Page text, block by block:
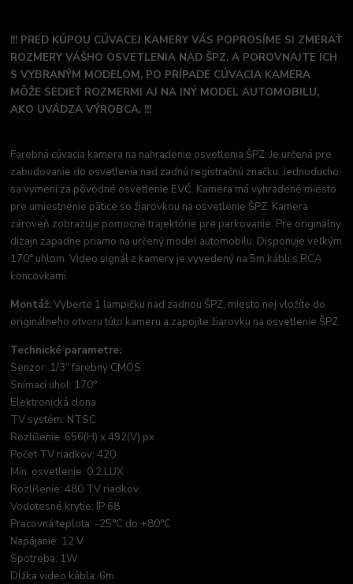
!!! PRED KÚPOU CÚVACEJ KAMERY VÁS POPROSÍME SI ZMERAŤ
ROZMERY VÁŠHO OSVETLENIA NAD ŠPZ, A POROVNAJTE ICH
S VYBRANÝM MODELOM, PO PRÍPADE CÚVACIA KAMERA
MÔŽE SEDIEŤ ROZMERMI AJ NA INÝ MODEL AUTOMOBILU,
AKO UVÁDZA VÝROBCA. !!!
Farebná cúvacia kamera na nahradenie osvetlenia ŠPZ. Je určená pre
zabudovanie do osvetlenia nad zadnú registračnú značku. Jednoducho
sa vymení za pôvodné osvetlenie EVČ. Kamera má vyhradené miesto
pre umiestnenie pätice so žiarovkou na osvetlenie ŠPZ. Kamera
zároveň zobrazuje pomocné trajektórie pre parkovanie. Pre originálny
dizajn zapadne priamo na určený model automobilu. Disponuje veľkým
170° uhlom. Video signál z kamery je vyvedený na 5m kábli s RCA
koncovkami.
Montáž:Vyberte 1 lampičku nad zadnou ŠPZ, miesto nej vložíte do
originálneho otvoru túto kameru a zapojíte žiarovku na osvetlenie ŠPZ.
Technické parametre:
Senzor: 1/3“ farebný CMOS
Snímací uhol: 170°
Elektronická clona
TV systém: NTSC
Rozlíšenie: 656(H) x 492(V) px
Počet TV riadkov: 420
Min. osvetlenie: 0,2 LUX
Rozlíšenie: 480 TV riadkov
Vodotesné krytie: IP 68
Pracovná teplota: -25°C do +80°C
Napájanie: 12 V
Spotreba: 1W
Dĺžka video kábla: 6m